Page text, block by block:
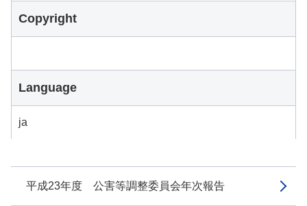
平成23年度 公害等調整委員会年次報告
Copyright
Language
ja